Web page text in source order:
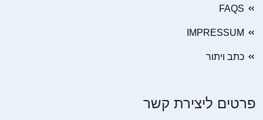
FAQS
IMPRESSUM
כתב ויתור
פרטים ליצירת קשר